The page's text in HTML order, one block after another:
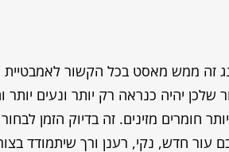
שלכן יהיה כנראה רק יותר ונעים
חומרים מזינים. זה בדיוק הזמן
עור חדש, נקי, רענן ורך שיתמודד